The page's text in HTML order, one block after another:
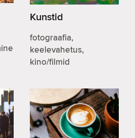
Kunstid
fotograafia,
keelevahetus,
kino/filmid